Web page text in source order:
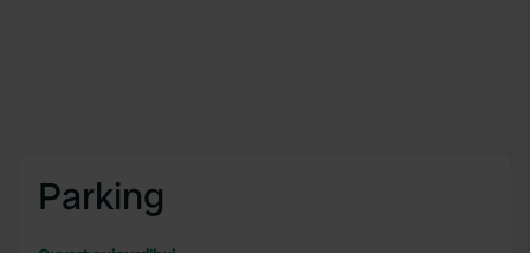
Parking